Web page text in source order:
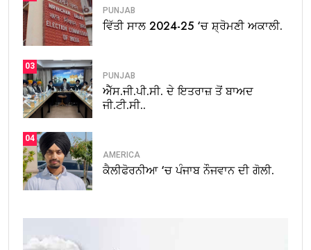
PUNJAB
ਵਿੱਤੀ ਸਾਲ 2024-25 ‘ਚ ਸ਼੍ਰੋਮਣੀ ਅਕਾਲੀ.
03
PUNJAB
ਐੱਸ.ਜੀ.ਪੀ.ਸੀ. ਦੇ ਇਤਰਾਜ਼ ਤੋਂ ਬਾਅਦ
ਜੀ.ਟੀ.ਸੀ..
04
AMERICA
ਕੈਲੀਫੋਰਨੀਆ ‘ਚ ਪੰਜਾਬ ਨੌਜਵਾਨ ਦੀ ਗੋਲੀ.